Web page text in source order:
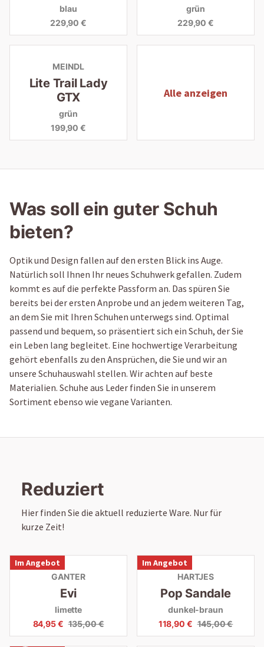
blau
229,90 €
grün
229,90 €
MEINDL
Lite Trail Lady
GTX
grün
199,90 €
Alle anzeigen
Was soll ein guter Schuh
bieten?
Optik und Design fallen auf den ersten Blick ins Auge.
Natürlich soll Ihnen Ihr neues Schuhwerk gefallen. Zudem
kommt es auf die perfekte Passform an. Das spüren Sie
bereits bei der ersten Anprobe und an jedem weiteren Tag,
an dem Sie mit Ihren Schuhen unterwegs sind. Optimal
passend und bequem, so präsentiert sich ein Schuh, der Sie
ein Leben lang begleitet. Eine hochwertige Verarbeitung
gehört ebenfalls zu den Ansprüchen, die Sie und wir an
unsere Schuhauswahl stellen. Wir achten auf beste
Materialien. Schuhe aus Leder finden Sie in unserem
Sortiment ebenso wie vegane Varianten.
Reduziert
Hier finden Sie die aktuell reduzierte Ware. Nur für
kurze Zeit!
Im Angebot
GANTER
Evi
limette
84,95 € 135,00 €
Im Angebot
HARTJES
Pop Sandale
dunkel-braun
118,90 € 145,00 €